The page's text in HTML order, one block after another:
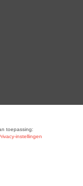
toepassing:
instellingen